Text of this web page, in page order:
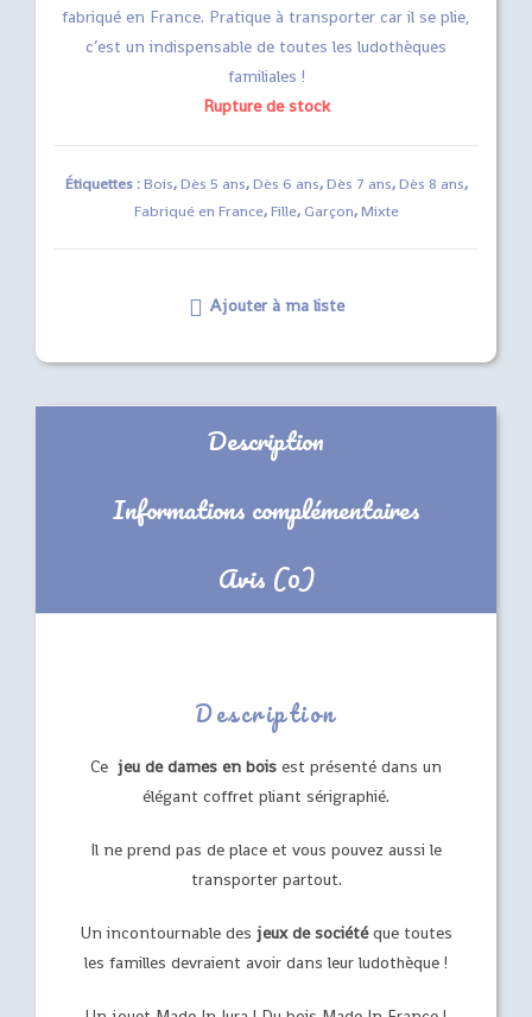
fabriqué en France. Pratique à transporter car il se plie,
c’est un indispensable de toutes les ludothèques
familiales !
Rupture de stock
Étiquettes :Bois,Dès 5 ans,Dès 6 ans,Dès 7 ans,Dès 8 ans,
Fabriqué en France,Fille, Garçon,Mixte
Ajouter à ma liste
Description
Informations complémentaires
Avis (0)
Description
Ce jeu de dames en bois est présenté dans un
élégant coffret pliant sérigraphié.
Il ne prend pas de place et vous pouvez aussi le
transporter partout.
Un incontournable des jeux de sociétéque toutes
les familles devraient avoir dans leur ludothèque !